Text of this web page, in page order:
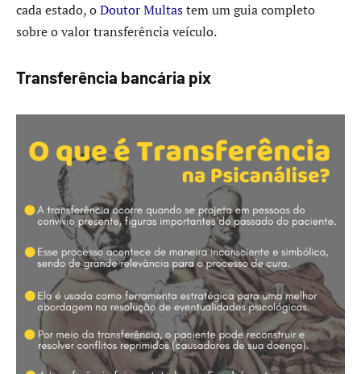
cada estado, oDoutor Multastem um guia completo
sobre o valor transferência veículo.
Transferência bancária pix